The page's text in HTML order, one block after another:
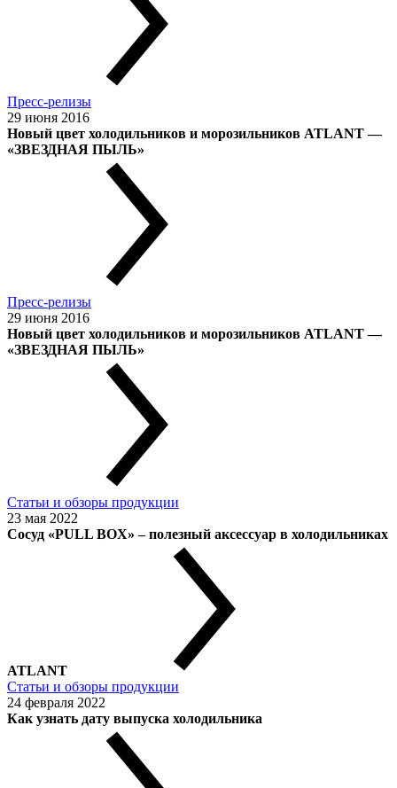
Пресс-релизы
29 июня 2016
Новый цвет холодильников и морозильников ATLANT —
«ЗВЕЗДНАЯ ПЫЛЬ»
Пресс-релизы
29 июня 2016
Новый цвет холодильников и морозильников ATLANT —
«ЗВЕЗДНАЯ ПЫЛЬ»
Статьи и обзоры продукции
23 мая 2022
Сосуд «PULL BOX» – полезный аксессуар в холодильниках
ATLANT
Статьи и обзоры продукции
24 февраля 2022
Как узнать дату выпуска холодильника